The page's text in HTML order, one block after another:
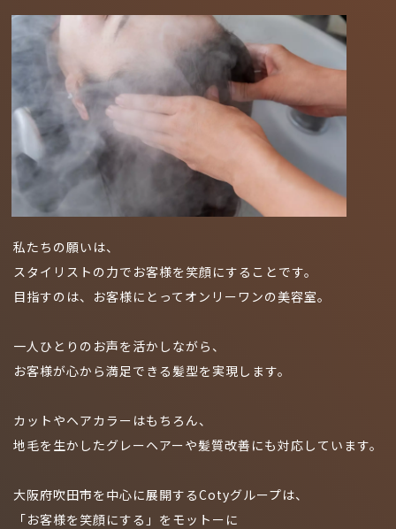
私たちの願いは、
スタイリストの力でお客様を笑顔にすることです。
目指すのは、お客様にとってオンリーワンの美容室。
一人ひとりのお声を活かしながら、
お客様が心から満足できる髪型を実現します。
カットやヘアカラーはもちろん、
地毛を生かしたグレーヘアーや髪質改善にも対応しています。
大阪府吹田市を中心に展開するCotyグループは、
「お客様を笑顔にする」をモットーに